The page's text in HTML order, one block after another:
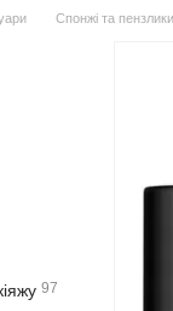
Спонжі та пензлики
97